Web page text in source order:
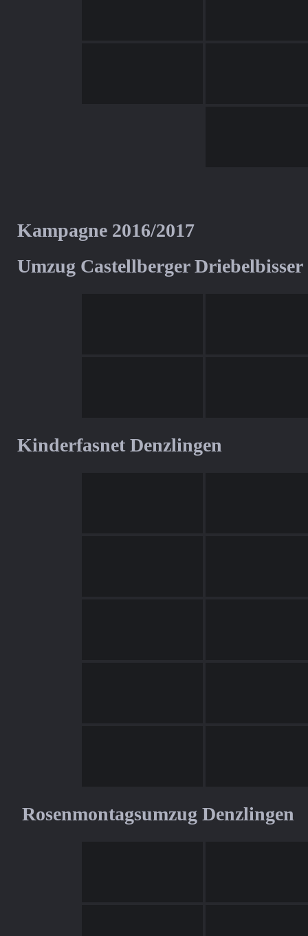
Kampagne 2016/2017
Umzug Castellberger
Kinderfasnet Denzlingen
Rosenmontagsumzug Denzlingen